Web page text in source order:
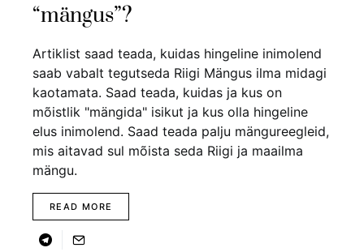
“mängus”?
Artiklist saad teada, kuidas hingeline inimolend
saab vabalt tegutseda Riigi Mängus ilma midagi
kaotamata. Saad teada, kuidas ja kus on
mõistlik "mängida" isikut ja kus olla hingeline
elus inimolend. Saad teada palju mängureegleid,
mis aitavad sul mõista seda Riigi ja maailma
mängu.
READ MORE